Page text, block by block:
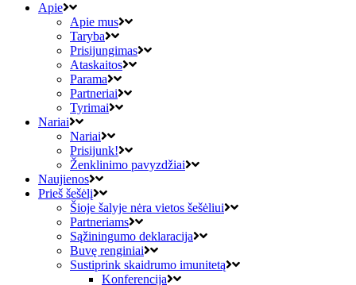
Apie
Apie mus
Taryba
Prisijungimas
Ataskaitos
Parama
Partneriai
Tyrimai
Nariai
Nariai
Prisijunk!
Ženklinimo pavyzdžiai
Naujienos
Prieš šešėlį
Šioje šalyje nėra vietos šešėliui
Partneriams
Sąžiningumo deklaracija
Buvę renginiai
Sustiprink skaidrumo imunitetą
Konferencija